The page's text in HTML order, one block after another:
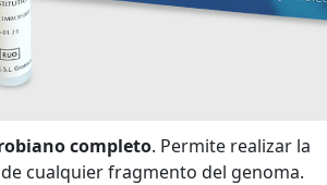
completo. Permite realizar la
cualquier fragmento del genoma.